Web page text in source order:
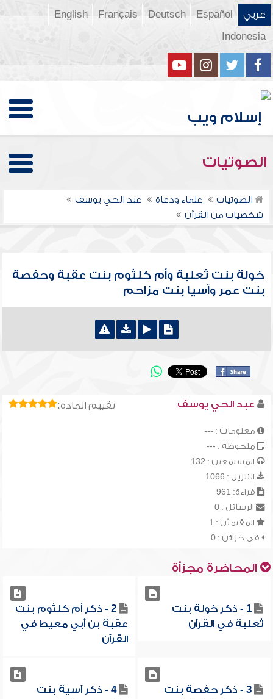
عربي Español
Deutsch
Français
English
Indonesia
الصوتيات
الصوتيات علماء ودعاة
عبد الحي يوسف
شخصيات من القرآن
خولة بنت ثعلبة وأم كلثوم بنت عقبة وحفصة
بنت عمر وآسيا بنت مزاحم
تقييم المادة: عبد الحي يوسف
معلومات : ---
ملحوظة : ---
المستمعين : 132
التنزيل : 1066
قراءة: 961
الرسائل : 0
المقيميّن : 1
في خزائن : 0
المحاضرة مجزأة
1 - ذكر خولة بنت
ثعلبة في القرآن
2 - ذكر أم كلثوم بنت
عقبة بن أبي معيط في
القرآن
3 - ذكر حفصة بنت
4 - ذكر آسية بنت